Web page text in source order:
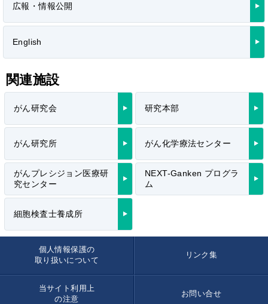
広報・情報公開
English
関連施設
がん研究会 研究本部
がん研究所 がん化学療法センター
がんプレシジョン医療研
究センター
NEXT-Ganken プログラ
ム
細胞検査士養成所
個人情報保護の
取り扱いについて
リンク集
当サイト利用上
の注意
お問い合せ